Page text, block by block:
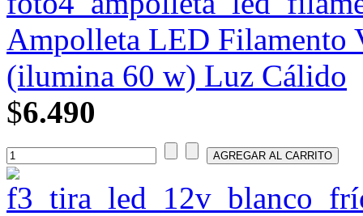
Ampolleta LED Filamento
(ilumina 60 w) Luz Cálido
$6.490